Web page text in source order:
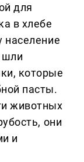
для
в хлебе
население
шли
которые
пасты.
животных
они
и